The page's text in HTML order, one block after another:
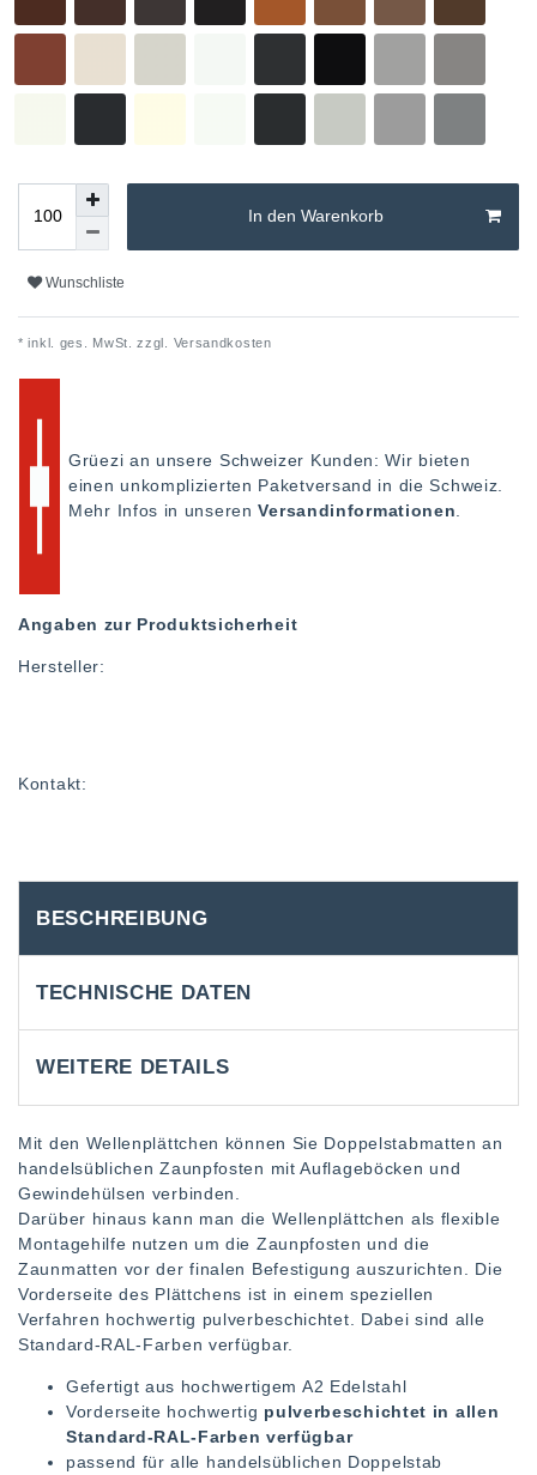
In den Warenkorb
Wunschliste
* inkl. ges. MwSt. zzgl. Versandkosten
Grüezi an unsere Schweizer Kunden: Wir bieten
einen unkomplizierten Paketversand in die Schweiz.
Mehr Infos in unserenVersandinformationen
Angaben zur Produktsicherheit
Hersteller:
Kontakt:
BESCHREIBUNG
TECHNISCHE DATEN
WEITERE DETAILS
Mit den Wellenplättchen können Sie Doppelstabmatten an
handelsüblichen Zaunpfosten mit Auflageböcken und
Gewindehülsen verbinden.
Darüber hinaus kann man die Wellenplättchen als flexible
Montagehilfe nutzen um die Zaunpfosten und die
Zaunmatten vor der finalen Befestigung auszurichten. Die
Vorderseite des Plättchens ist in einem speziellen
Verfahren hochwertig pulverbeschichtet. Dabei sind alle
Standard-RAL-Farben verfügbar.
Gefertigt aus hochwertigem A2 Edelstahl
Vorderseite hochwertig pulverbeschichtet in allen
Standard-RAL-Farben verfügbar
passend für alle handelsüblichen Doppelstab